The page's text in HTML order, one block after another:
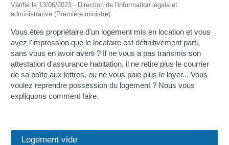
Vérifié le 13/06/2023 - Direction de l'information légale et
administrative (Première ministre)
Vous êtes propriétaire d'un logement mis en location et vous
avez l'impression que le locataire est définitivement parti,
sans vous en avoir averti ? Il ne vous a pas transmis son
attestation d'assurance habitation, il ne retire plus le courrier
de sa boîte aux lettres, ou ne vous paie plus le loyer... Vous
voulez reprendre possession du logement ? Nous vous
expliquons comment faire.
Logement vide